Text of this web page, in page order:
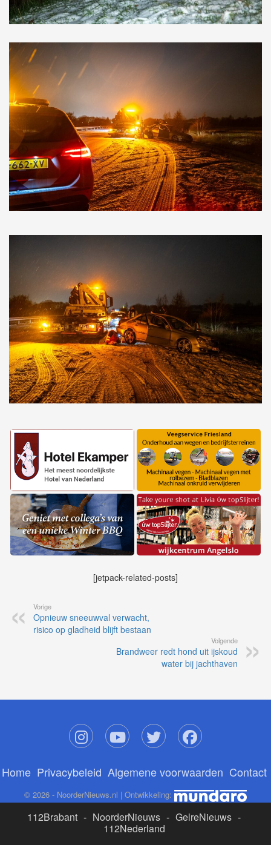
[jetpack-related-posts]
Vorige
Opnieuw sneeuwval verwacht,
risico op gladheid blijft bestaan
Volgende
Brandweer redt hond uit ijskoud
water bij jachthaven
Home Privacybeleid Algemene voorwaarden Contact
© 2026 - NoorderNieuws.nl | Ontwikkeling:
112Brabant - NoorderNieuws - GelreNieuws -
112Nederland